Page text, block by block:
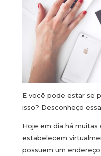
E você pode estar se
isso? Desconheço
Hoje em dia há muitas
estabelecem
possuem um